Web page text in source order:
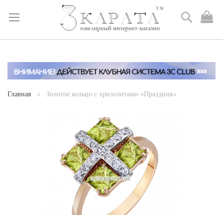
Skip
Content
Поиск
Главная Золотое кольцо с хризолитами «Праздник»